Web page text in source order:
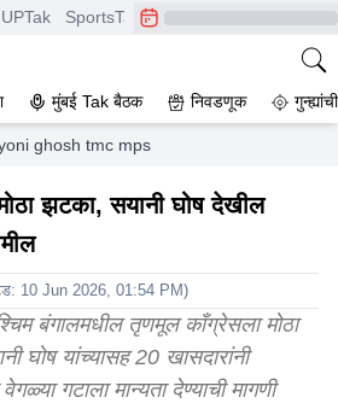
UPTak SportsTak CrimeTak
मुंबई Tak बैठक निवडणूक
ghosh tmc mps splits lok sabha 20
मोठा झटका, सयानी घोष देखील
10 Jun 2026, 01:54 PM)
बंगालमधील तृणमूल काँग्रेसला मोठा
घोष यांच्यासह 20 खासदारांनी
गटाला मान्यता देण्याची मागणी